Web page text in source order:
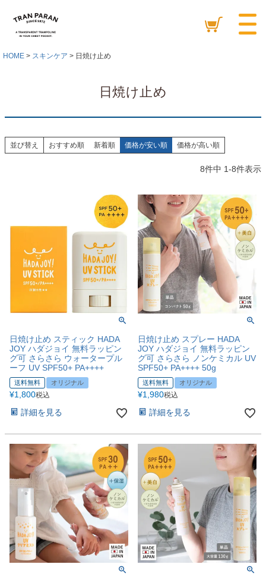
HOME スキンケア 日焼け止め
日焼け止め
並び替え おすすめ順 新着順 価格が安い順 価格が高い順
8件中 1-8件表示
日焼け止め スティック HADA
JOY ハダジョイ 無料ラッピン
グ可 さらさら ウォータープル
ーフ UV SPF50+ PA++++
送料無料 オリジナル
¥1,800税込
詳細を見る
日焼け止め スプレー HADA
JOY ハダジョイ 無料ラッピン
グ可 さらさら ノンケミカル UV
SPF50+ PA++++ 50g
送料無料 オリジナル
¥1,980税込
詳細を見る